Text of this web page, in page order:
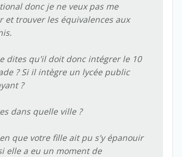
donc je ne veux pas me
et trouver les équivalences aux
dites qu'il doit donc intégrer le 10
? Si il intègre un lycée public
?
dans quelle ville ?
que votre fille ait pu s'y épanouir
elle a eu un moment de